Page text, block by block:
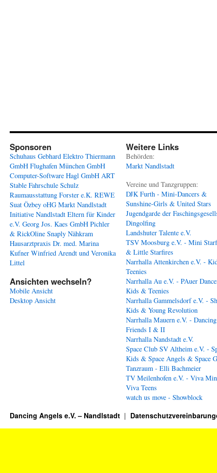
Sponsoren
Schuhaus Gebhard Elektro Thiermann
GmbH Flughafen München GmbH
Computer-Software Hagl GmbH ART
Stable Fahrschule Schulz
Raumausstattung Forster e.K. REWE
Suat Özbey oHG Markt Nandlstadt
Initiative Nandlstadt Eltern für Kinder
e.V. Georg Jos. Kaes GmbH Pichler
& RickOline Snaply Nähkram
Hausarztpraxis Dr. med. Marina
Kufner Winfried Arendt und Veronika
Littel
Ansichten wechseln?
Mobile Ansicht
Desktop Ansicht
Weitere Links
Behörden:
Markt Nandlstadt
Vereine und Tanzgruppen:
DJK Furth - Mini-Dancers &
Sunshine-Girls & United Stars
Jugendgarde der
Dingolfing
Landshuter Talente e.V.
TSV Moosburg e.V. - Mini
& Little Starfires
Narrhalla Attenkirchen e.V. -
Teenies
Narrhalla Au e.V. - PAuer
Kids & Teenies
Narrhalla Gammelsdorf e.V. -
Kids & Young Revolution
Narrhalla Mauern e.V. - Dancing
Friends I & II
Narrhalla Nandstadt e.V.
Space Club SV Altheim e.V. -
Kids & Space Angels & Space
Tanzraum - Elli Bachmeier
TV Meilenhofen e.V. - Viva
Viva Teens
watch us move - Showblock
Dancing Angels e.V. – Nandlstadt